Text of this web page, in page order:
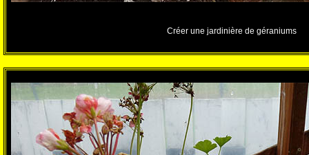
Créer une jardinière de géraniums